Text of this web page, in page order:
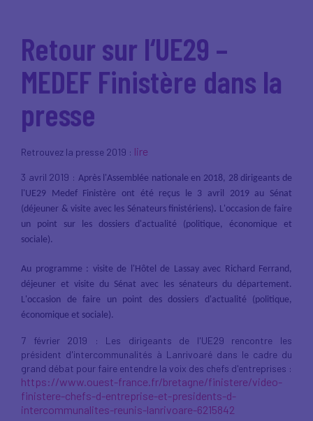
Retour sur l‘UE29 –
MEDEF Finistère dans la
presse
Retrouvez la presse 2019 : lire
3 avril 2019 : Après l'Assemblée nationale en 2018, 28 dirigeants de
l'UE29 Medef Finistère ont été reçus le 3 avril 2019 au Sénat
(déjeuner & visite avec les Sénateurs finistériens). L'occasion de faire
un point sur les dossiers d'actualité (politique, économique et
sociale).
Au programme : visite de l'Hôtel de Lassay avec Richard Ferrand,
déjeuner et visite du Sénat avec les sénateurs du département.
L'occasion de faire un point des dossiers d'actualité (politique,
économique et sociale).
7 février 2019 : Les dirigeants de l'UE29 rencontre les
président d'intercommunalités à Lanrivoaré dans le cadre du
grand débat pour faire entendre la voix des chefs d'entreprises :
https://www.ouest-france.fr/bretagne/finistere/video-
finistere-chefs-d-entreprise-et-presidents-d-
intercommunalites-reunis-lanrivoare-6215842